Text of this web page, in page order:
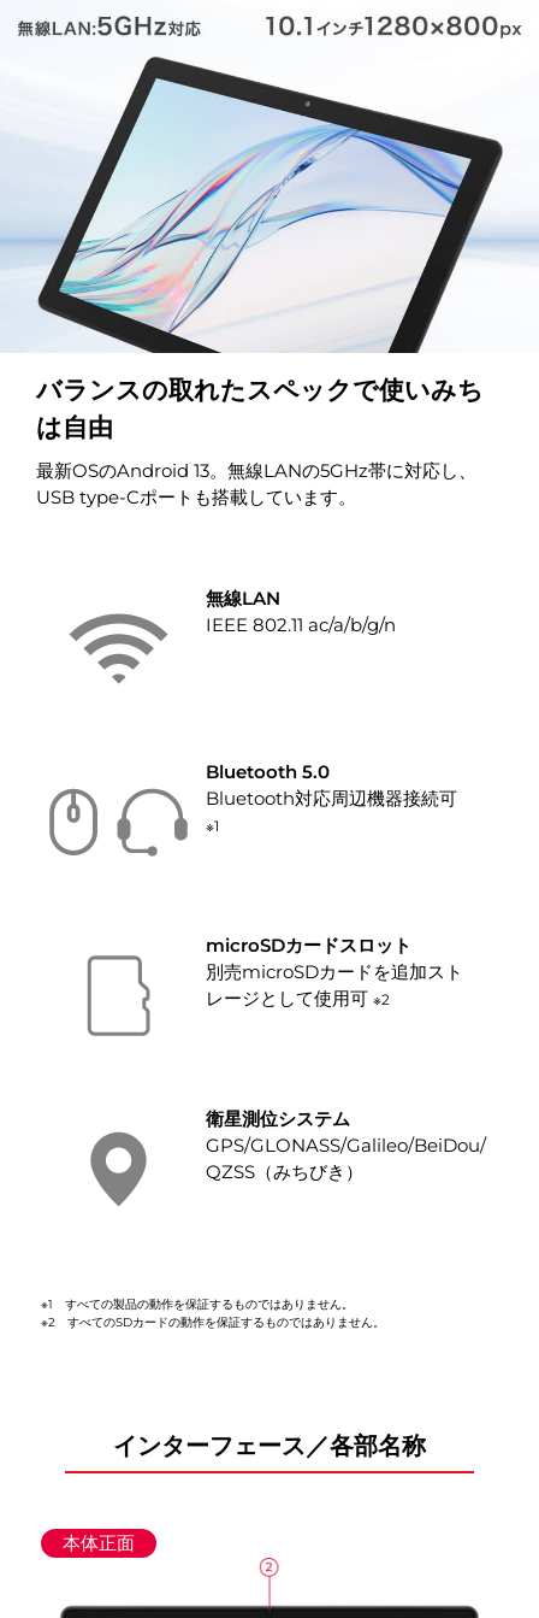
バランスの取れたスペックで使いみち
は自由
最新OSのAndroid 13。無線LANの5GHz帯に対応し、
USB type-Cポートも搭載しています。
無線LAN
IEEE 802.11 ac/a/b/g/n
Bluetooth 5.0
Bluetooth対応周辺機器接続可
※1
microSDカードスロット
別売microSDカードを追加スト
レージとして使用可 ※2
衛星測位システム
GPS/GLONASS/Galileo/BeiDou/
QZSS（みちびき）
※1 すべての製品の動作を保証するものではありません。
※2 すべてのSDカードの動作を保証するものではありません。
インターフェース／各部名称
本体正面